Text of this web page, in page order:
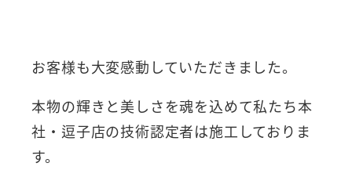
お客様も大変感動していただきました。
本物の輝きと美しさを魂を込めて私たち本
社・逗子店の技術認定者は施工しておりま
す。